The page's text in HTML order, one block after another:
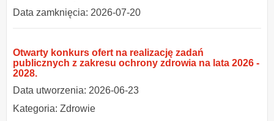
Data zamknięcia: 2026-07-20
Otwarty konkurs ofert na realizację zadań
publicznych z zakresu ochrony zdrowia na lata 2026 -
2028.
Data utworzenia: 2026-06-23
Kategoria: Zdrowie